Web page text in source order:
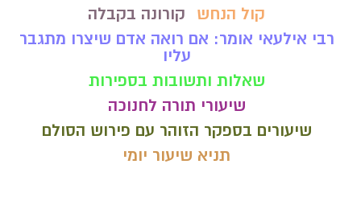
קול הנחש
קורונה בקבלה
רבי אילעאי אומר: אם רואה אדם שיצרו מתגבר
עליו
שאלות ותשובות בספירות
שיעורי תורה לחנוכה
שיעורים בספקר הזוהר עם פירוש הסולם
תניא שיעור יומי